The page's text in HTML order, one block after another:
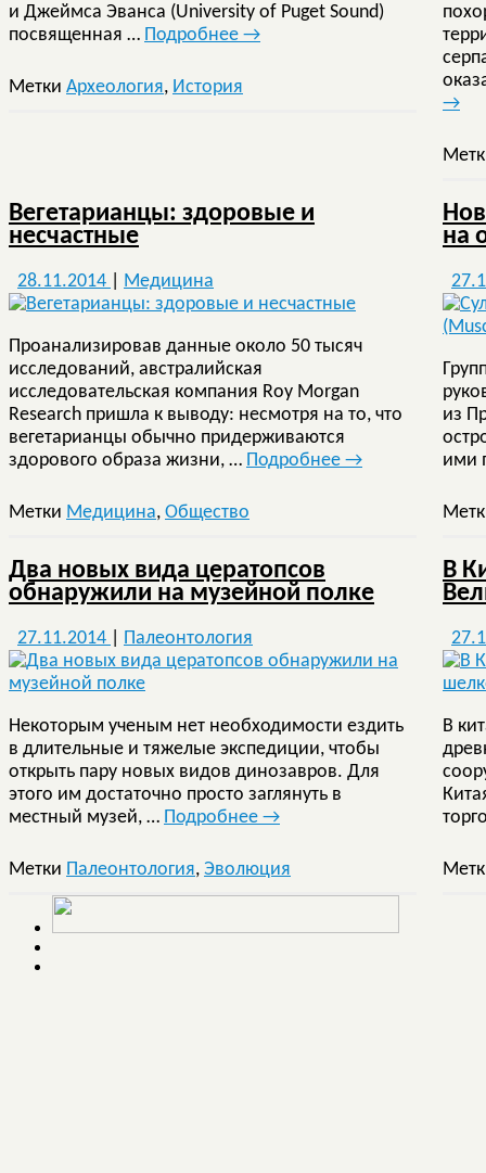
и Джеймса Эванса (University of Puget Sound)
посвященная … Подробнее →
Метки Археология, История
→
Вегетарианцы: здоровые и
несчастные
28.11.2014 Медицина
Проанализировав данные около 50 тысяч
исследований, австралийская
исследовательская компания Roy Morgan
Research пришла к выводу: несмотря на то, что
вегетарианцы обычно придерживаются
здорового образа жизни, … Подробнее →
Метки Медицина, Общество
на
из
ими
Два новых вида цератопсов
обнаружили на музейной полке
27.11.2014 Палеонтология
Некоторым ученым нет необходимости ездить
в длительные и тяжелые экспедиции, чтобы
открыть пару новых видов динозавров. Для
этого им достаточно просто заглянуть в
местный музей, … Подробнее →
Метки Палеонтология, Эволюция
В
В